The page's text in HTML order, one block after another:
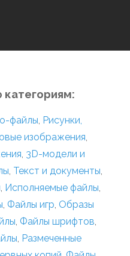
категориям:
файлы, Рисунки,
изображения,
, 3D-модели и
, Текст и документы,
, Исполняемые файлы,
, Файлы игр, Образы
, Файлы шрифтов,
, Размеченные